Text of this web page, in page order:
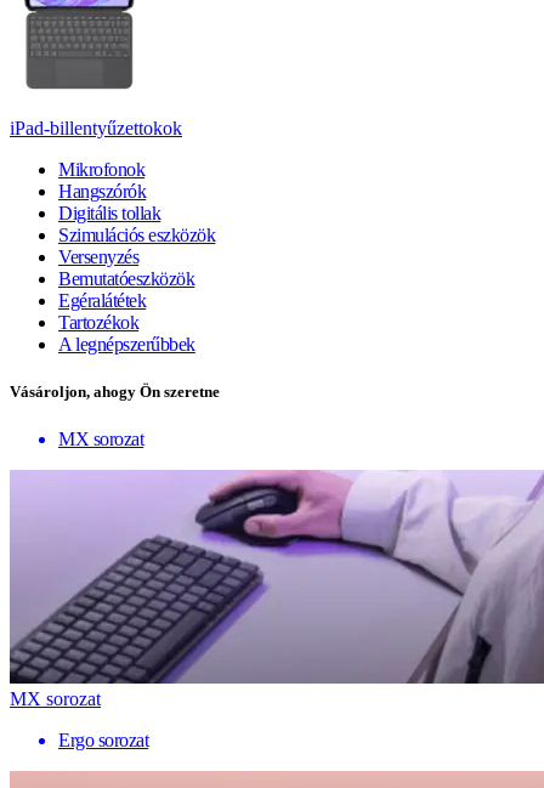
iPad-billentyűzettokok
Mikrofonok
Hangszórók
Digitális tollak
Szimulációs eszközök
Versenyzés
Bemutatóeszközök
Egéralátétek
Tartozékok
A legnépszerűbbek
Vásároljon, ahogy Ön szeretne
MX sorozat
MX sorozat
Ergo sorozat